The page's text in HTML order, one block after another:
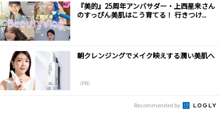
『美的』25周年アンバサダー・上西星来さん
のすっぴん美肌はこう育てる！ 行きつけ...
朝クレンジングでメイク映えする潤い美肌へ
（PR）
Recommended by